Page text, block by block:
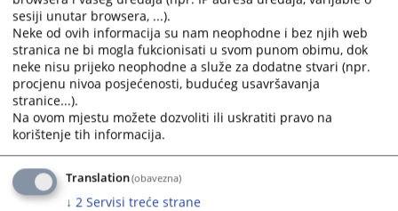
Privredno pravo
Razno
sesiji unutar browsera, ...).
Neke od ovih informacija su nam neophodne i bez njih web
stranica ne bi mogla fukcionisati u svom punom obimu, dok
neke nisu prijeko neophodne a služe za dodatne stvari (npr.
procjenu nivoa posjećenosti, budućeg usavršavanja
stranice...).
Na ovom mjestu možete dozvoliti ili uskratiti pravo na
korištenje tih informacija.
Translation(obavezna)
↓ 2 Servisi treće strane